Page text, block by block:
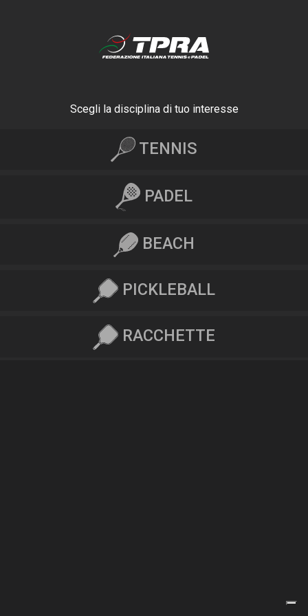
Scegli la disciplina di tuo interesse
TENNIS
PADEL
BEACH
PICKLEBALL
RACCHETTE